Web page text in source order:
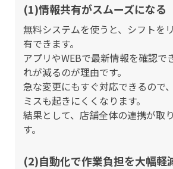
(1)情報共有がスムーズになる
無料システムを使うと、シフトを
有できます。
アプリやWEBで最新情報を確認で
れが減るのが理由です。
急な変更にもすぐ対応できるので
ミスも起きにくくなります。
結果として、店舗全体の連携が取
す。
(2)自動化で作業負担を大幅軽